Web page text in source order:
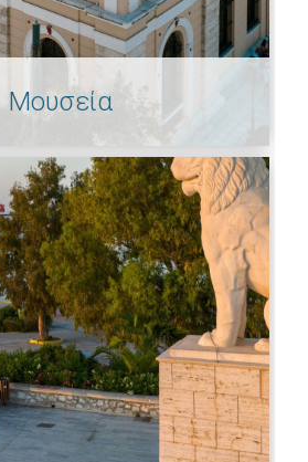
Μουσεία